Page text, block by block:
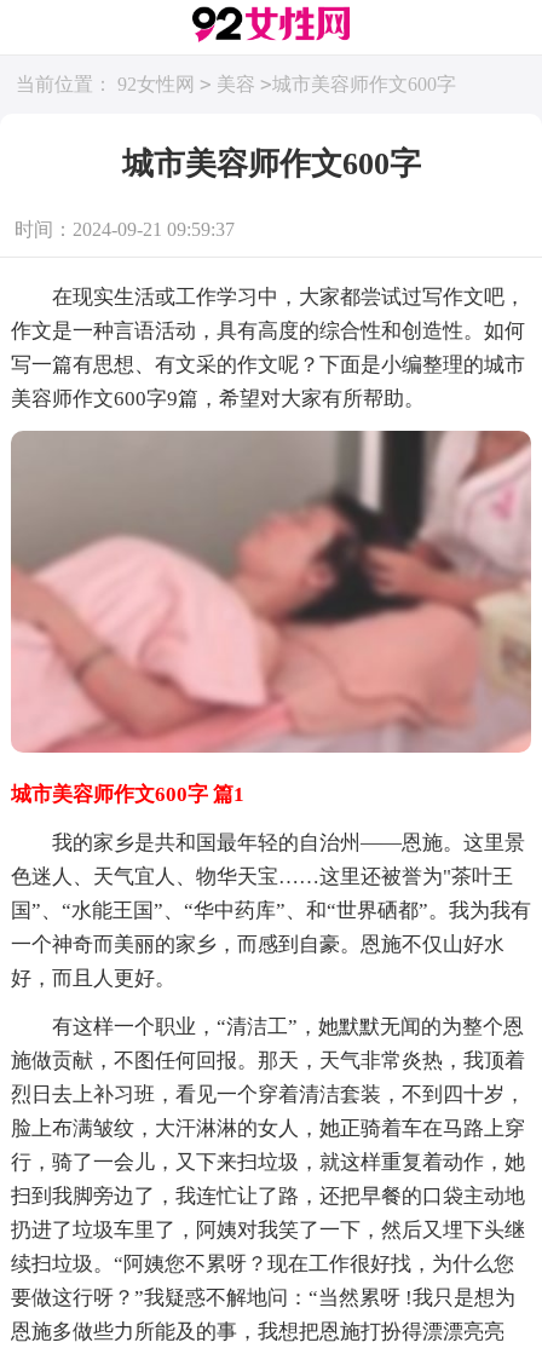
当前位置： 92女性网 > 美容 >城市美容师作文600字
城市美容师作文600字
时间：2024-09-21 09:59:37
在现实生活或工作学习中，大家都尝试过写作文吧，
作文是一种言语活动，具有高度的综合性和创造性。如何
写一篇有思想、有文采的作文呢？下面是小编整理的城市
美容师作文600字9篇，希望对大家有所帮助。
城市美容师作文600字 篇1
我的家乡是共和国最年轻的自治州——恩施。这里景
色迷人、天气宜人、物华天宝……这里还被誉为"茶叶王
国”、“水能王国”、“华中药库”、和“世界硒都”。我为我有
一个神奇而美丽的家乡，而感到自豪。恩施不仅山好水
好，而且人更好。
有这样一个职业，“清洁工”，她默默无闻的为整个恩
施做贡献，不图任何回报。那天，天气非常炎热，我顶着
烈日去上补习班，看见一个穿着清洁套装，不到四十岁，
脸上布满皱纹，大汗淋淋的女人，她正骑着车在马路上穿
行，骑了一会儿，又下来扫垃圾，就这样重复着动作，她
扫到我脚旁边了，我连忙让了路，还把早餐的口袋主动地
扔进了垃圾车里了，阿姨对我笑了一下，然后又埋下头继
续扫垃圾。“阿姨您不累呀？现在工作很好找，为什么您
要做这行呀？”我疑惑不解地问：“当然累呀 !我只是想为
恩施多做些力所能及的事，我想把恩施打扮得漂漂亮亮